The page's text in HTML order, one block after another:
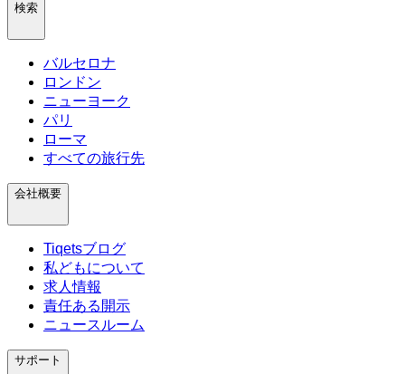
検索
バルセロナ
ロンドン
ニューヨーク
パリ
ローマ
すべての旅行先
会社概要
Tiqetsブログ
私どもについて
求人情報
責任ある開示
ニュースルーム
サポート